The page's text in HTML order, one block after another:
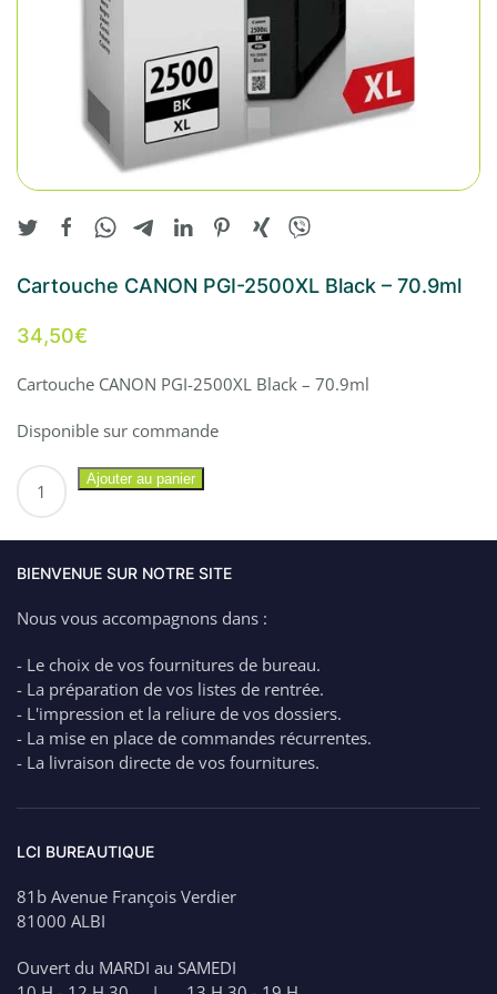
Cartouche CANON PGI-2500XL Black – 70.9ml
34,50€
Cartouche CANON PGI-2500XL Black – 70.9ml
Disponible sur commande
PGI-
Black
70.9ml
Ajouter au panier
BIENVENUE SUR NOTRE SITE
Nous vous accompagnons dans :
- Le choix de vos fournitures de bureau.
- La préparation de vos listes de rentrée.
- L'impression et la reliure de vos dossiers.
- La mise en place de commandes récurrentes.
- La livraison directe de vos fournitures.
LCI BUREAUTIQUE
81b Avenue François Verdier
81000 ALBI
Ouvert du MARDI au SAMEDI